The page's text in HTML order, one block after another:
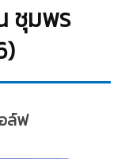
ชุมพร
ล์ฟ